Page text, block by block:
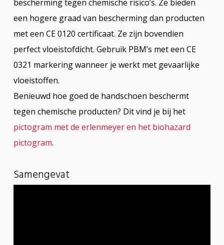
bescherming tegen chemische risico’s. Ze bieden
een hogere graad van bescherming dan producten
met een CE 0120 certificaat. Ze zijn bovendien
perfect vloeistofdicht. Gebruik PBM’s met een CE
0321 markering wanneer je werkt met gevaarlijke
vloeistoffen.
Benieuwd hoe goed de handschoen beschermt
tegen chemische producten? Dit vind je bij het
pictogram met de erlenmeyer en het biohazard
pictogram.
Samengevat